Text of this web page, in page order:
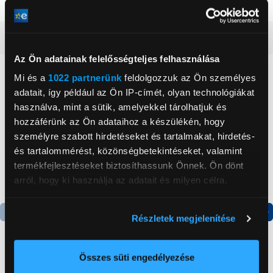
Az Ön adatainak felelősségteljes felhasználása
Mi és a 1022 partnerünk feldolgozzuk az Ön személyes
adatait, így például az Ön IP-címét, olyan technológiákat
használva, mint a sütik, amelyekkel tárolhatjuk és
hozzáférünk az Ön adataihoz a készülékén, hogy
személyre szabott hirdetéseket és tartalmakat, hirdetés-
és tartalommérést, közönségbetekintéseket, valamint
termékfejlesztéseket biztosíthassunk Önnek. Ön dönt
arról, hogy ki használja az adatait és milyen célra.
elhelyezkedéséről pár méteres pontossággal
Az Ön készülékén beazonosítása annak konkrét
Részletek megjelenítése
Összes süti engedélyezése
Neked ajánljuk